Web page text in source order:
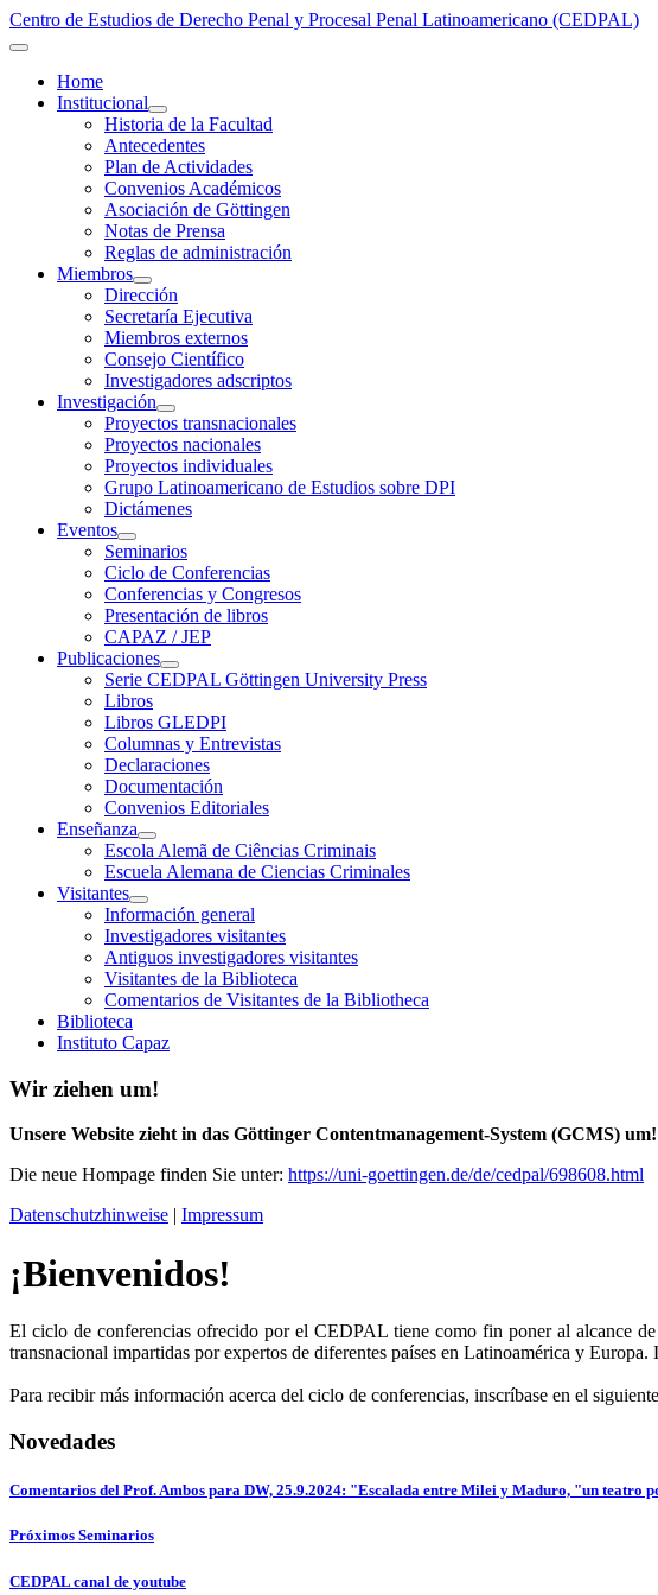
Centro de Estudios de Derecho Penal y Procesal Penal Latinoamericano (CEDPAL)
Home
Institucional
Historia de la Facultad
Antecedentes
Plan de Actividades
Convenios Académicos
Asociación de Göttingen
Notas de Prensa
Reglas de administración
Miembros
Dirección
Secretaría Ejecutiva
Miembros externos
Consejo Científico
Investigadores adscriptos
Investigación
Proyectos transnacionales
Proyectos nacionales
Proyectos individuales
Grupo Latinoamericano de Estudios sobre DPI
Dictámenes
Eventos
Seminarios
Ciclo de Conferencias
Conferencias y Congresos
Presentación de libros
CAPAZ / JEP
Publicaciones
Serie CEDPAL Göttingen University Press
Libros
Libros GLEDPI
Columnas y Entrevistas
Declaraciones
Documentación
Convenios Editoriales
Enseñanza
Escola Alemã de Ciências Criminais
Escuela Alemana de Ciencias Criminales
Visitantes
Información general
Investigadores visitantes
Antiguos investigadores visitantes
Visitantes de la Biblioteca
Comentarios de Visitantes de la Bibliotheca
Biblioteca
Instituto Capaz
Wir ziehen um!
Unsere Website zieht in das Göttinger Contentmanagement-System (GCMS) um!
Die neue Hompage finden Sie unter: https://uni-goettingen.de/de/cedpal/698608.html
Datenschutzhinweise | Impressum
¡Bienvenidos!
El ciclo de conferencias ofrecido por el CEDPAL tiene como fin poner al alcance
transnacional impartidas por expertos de diferentes países en Latinoamérica y
Para recibir más información acerca del ciclo de conferencias, inscríbase en el
Novedades
Comentarios del Prof. Ambos para DW, 25.9.2024: "Escalada entre Milei y Maduro, "un teatro
Próximos Seminarios
CEDPAL canal de youtube